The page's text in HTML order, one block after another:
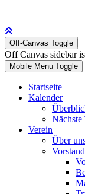
Off-Canvas Toggle
Off Canvas sidebar
Mobile Menu Toggle
Startseite
Kalender
Nächste
Verein
Über